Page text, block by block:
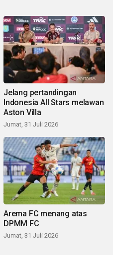
Jelang pertandingan
Indonesia All Stars melawan
Aston Villa
Jumat, 31 Juli 2026
Arema FC menang atas
DPMM FC
Jumat, 31 Juli 2026